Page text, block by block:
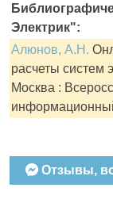
Электрик":
Алюнов, А.Н.
расчеты систем
Москва :
Отзывы,